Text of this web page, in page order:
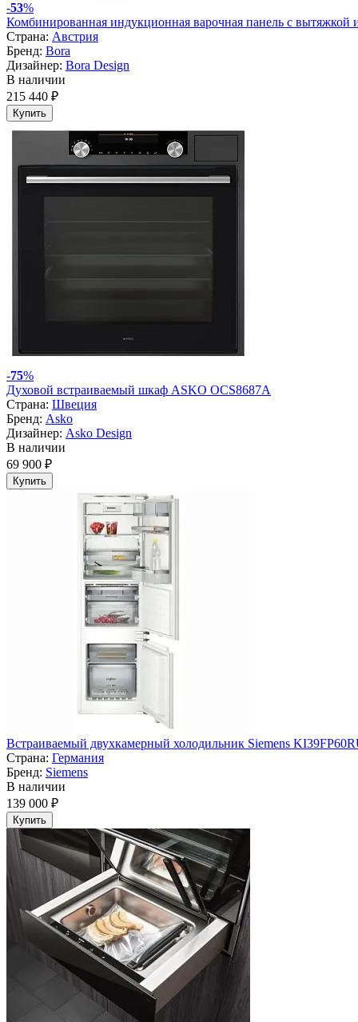
-53%
Комбинированная индукционная варочная панель с
Страна: Австрия
Бренд: Bora
Дизайнер: Bora Design
В наличии
215 440 ₽
Купить
-75%
Духовой встраиваемый шкаф ASKO OCS8687A
Страна: Швеция
Бренд: Asko
Дизайнер: Asko Design
В наличии
69 900 ₽
Купить
Встраиваемый двухкамерный холодильник Siemens
Страна: Германия
Бренд: Siemens
В наличии
139 000 ₽
Купить